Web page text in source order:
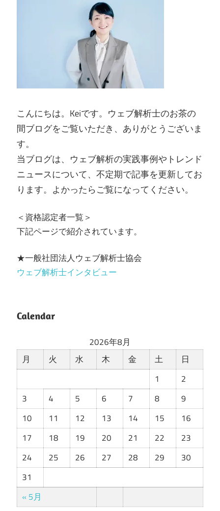
こんにちは。Keiです。ウェブ解析士のお茶の
間ブログをご覧いただき、ありがとうございま
す。
当ブログは、ウェブ解析の実践事例やトレンド
ニュースについて、不定期で記事を更新してお
ります。よかったらご覧になってください。
＜資格認定者一覧＞
下記ページで紹介されています。
★一般社団法人ウェブ解析士協会
ウェブ解析士インタビュー
Calendar
2026年8月
月
火 水 木 金 土 日
« 5月
1
2
3
4 5 6 7 8
9
10
11 12 13 14 15
16
17
18 19 20 21 22
23
24
25 26 27 28 29
30
31